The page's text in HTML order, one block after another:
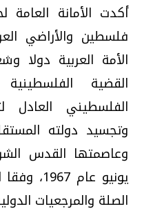
أكدت الأمانة العامة
فلسطين والأراضي
الأمة العربية دولا
القضية
الفلسطيني العادل
وتجسيد دولته
وعاصمتها القدس
يونيو
الصلة والمرجعيات